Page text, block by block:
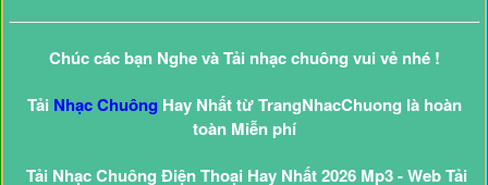
Chúc các bạn Nghe và Tải nhạc chuông vui vẻ nhé !
Tải Nhạc Chuông Hay Nhất từ TrangNhacChuong là hoàn
toàn Miễn phí
Tải Nhạc Chuông Điện Thoại Hay Nhất 2026 Mp3 - Web Tải